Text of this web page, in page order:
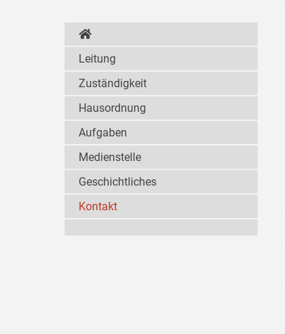
Leitung
Zuständigkeit
Hausordnung
Aufgaben
Medienstelle
Geschichtliches
Kontakt